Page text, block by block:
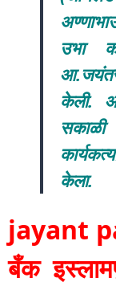
उभा
केली.
केला.
jayant
बँक